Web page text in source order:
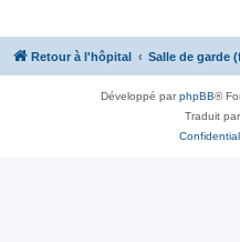
Retour à l'hôpital Salle de garde
Développé parphpBB®
Traduit par